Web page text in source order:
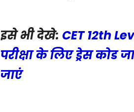
इसे भी देखे: CET 12th
परीक्षा के लिए ड्रेस
जाएं